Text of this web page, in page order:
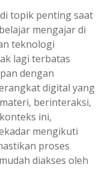
topik penting saat
mengajar di
teknologi
lagi terbatas
dengan
digital yang
berinteraksi,
ini,
mengikuti
proses
diakses oleh